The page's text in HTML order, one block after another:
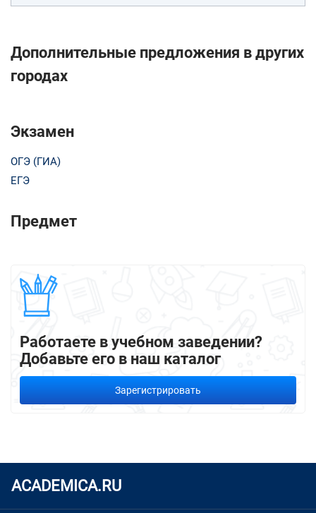
Дополнительные предложения в других
городах
Экзамен
ОГЭ (ГИА)
ЕГЭ
Предмет
Работаете в учебном заведении?
Добавьте его в наш каталог
Зарегистрировать
ACADEMICA.RU